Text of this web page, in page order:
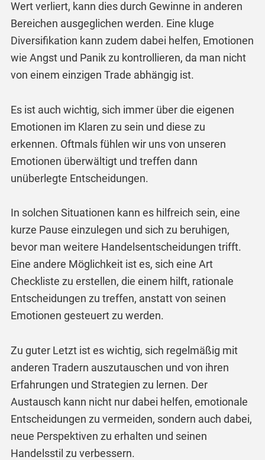
Wert verliert, kann dies durch Gewinne in anderen
Bereichen ausgeglichen werden. Eine kluge
Diversifikation kann zudem dabei helfen, Emotionen
wie Angst und Panik zu kontrollieren, da man nicht
von einem einzigen Trade abhängig ist.
Es ist auch wichtig, sich immer über die eigenen
Emotionen im Klaren zu sein und diese zu
erkennen. Oftmals fühlen wir uns von unseren
Emotionen überwältigt und treffen dann
unüberlegte Entscheidungen.
In solchen Situationen kann es hilfreich sein, eine
kurze Pause einzulegen und sich zu beruhigen,
bevor man weitere Handelsentscheidungen trifft.
Eine andere Möglichkeit ist es, sich eine Art
Checkliste zu erstellen, die einem hilft, rationale
Entscheidungen zu treffen, anstatt von seinen
Emotionen gesteuert zu werden.
Zu guter Letzt ist es wichtig, sich regelmäßig mit
anderen Tradern auszutauschen und von ihren
Erfahrungen und Strategien zu lernen. Der
Austausch kann nicht nur dabei helfen, emotionale
Entscheidungen zu vermeiden, sondern auch dabei,
neue Perspektiven zu erhalten und seinen
Handelsstil zu verbessern.